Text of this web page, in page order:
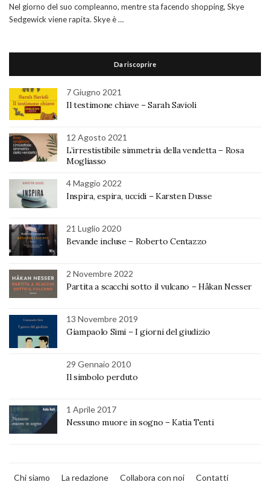
Nel giorno del suo compleanno, mentre sta facendo shopping, Skye
Sedgewick viene rapita. Skye è …
Da riscoprire
7 Giugno 2021
Il testimone chiave – Sarah Savioli
12 Agosto 2021
L’irrestistibile simmetria della vendetta – Rosa
Mogliasso
4 Maggio 2022
Inspira, espira, uccidi – Karsten Dusse
21 Luglio 2020
Bevande incluse – Roberto Centazzo
2 Novembre 2022
Partita a scacchi sotto il vulcano – Håkan Nesser
13 Novembre 2019
Giampaolo Simi – I giorni del giudizio
29 Gennaio 2010
Il simbolo perduto
1 Aprile 2017
Nessuno muore in sogno – Katia Tenti
Chi siamo La redazione Collabora con noi Contatti